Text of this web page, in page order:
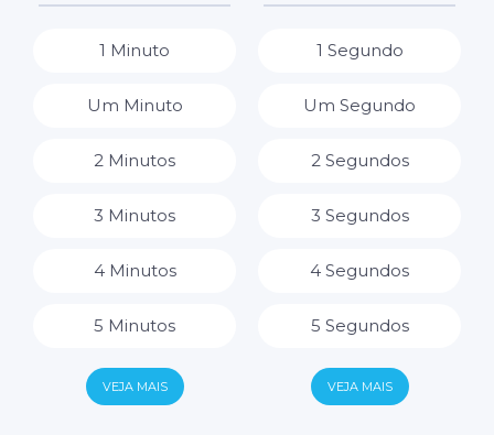
15 Horas
1 Minuto
Um Minuto
2 Minutos
3 Minutos
4 Minutos
5 Minutos
6 Minutos
VEJA MAIS
1 Segundo
Um Segundo
2 Segundos
3 Segundos
4 Segundos
5 Segundos
6 Segundos
VEJA MAIS